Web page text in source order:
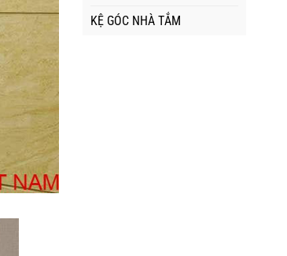
KỆ GÓC NHÀ TẮM